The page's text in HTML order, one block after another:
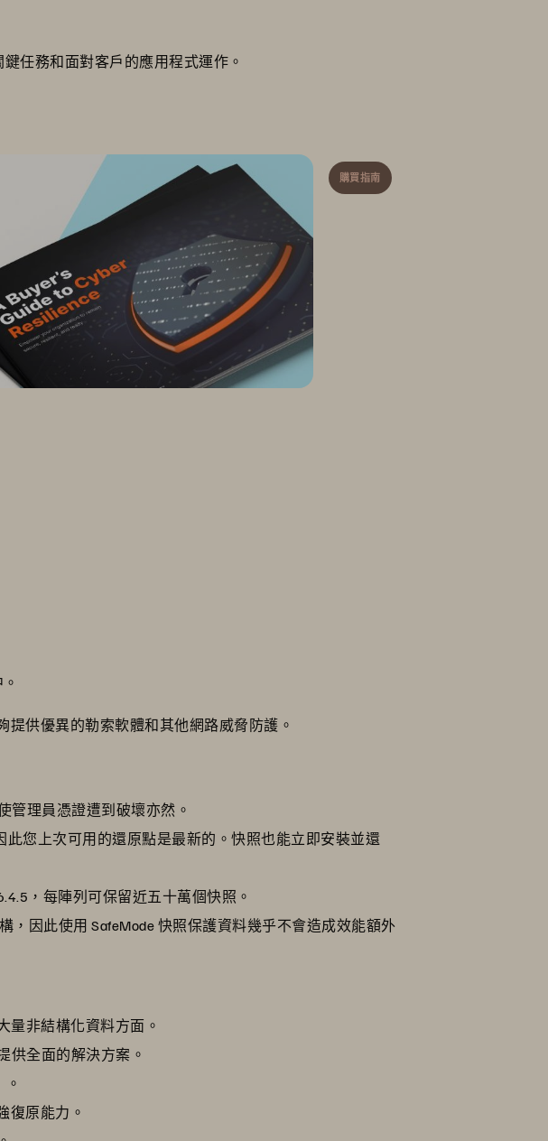
任務和面對客戶的應用程式運作。
購買指南
供優異的勒索軟體和其他網路威脅防護。
管理員憑證遭到破壞亦然。
此您上次可用的還原點是最新的。快照也能立即安裝並還
，每陣列可保留近五十萬個快照。
，因此使用 SafeMode 快照保護資料幾乎不會造成效能額外
量非結構化資料方面。
供全面的解決方案。
。
復原能力。